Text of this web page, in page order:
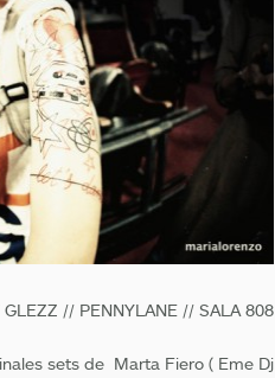
// PENNYLANE // SALA 808
sets de Marta Fiero ( Eme Dj